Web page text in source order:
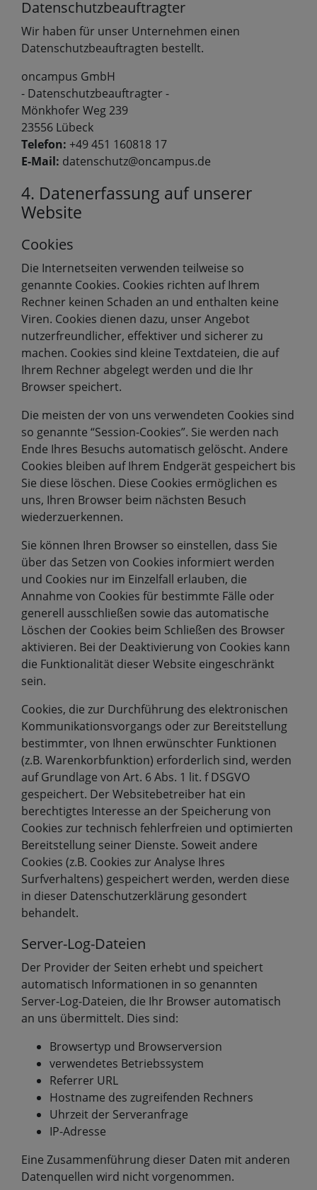
Datenschutzbeauftragter
Wir haben für unser Unternehmen einen
Datenschutzbeauftragten bestellt.
oncampus GmbH
- Datenschutzbeauftragter -
Mönkhofer Weg 239
23556 Lübeck
Telefon: +49 451 160818 17
E-Mail: datenschutz@oncampus.de
4. Datenerfassung auf unserer
Website
Cookies
Die Internetseiten verwenden teilweise so
genannte Cookies. Cookies richten auf Ihrem
Rechner keinen Schaden an und enthalten keine
Viren. Cookies dienen dazu, unser Angebot
nutzerfreundlicher, effektiver und sicherer zu
machen. Cookies sind kleine Textdateien, die auf
Ihrem Rechner abgelegt werden und die Ihr
Browser speichert.
Die meisten der von uns verwendeten Cookies sind
so genannte “Session-Cookies”. Sie werden nach
Ende Ihres Besuchs automatisch gelöscht. Andere
Cookies bleiben auf Ihrem Endgerät gespeichert bis
Sie diese löschen. Diese Cookies ermöglichen es
uns, Ihren Browser beim nächsten Besuch
wiederzuerkennen.
Sie können Ihren Browser so einstellen, dass Sie
über das Setzen von Cookies informiert werden
und Cookies nur im Einzelfall erlauben, die
Annahme von Cookies für bestimmte Fälle oder
generell ausschließen sowie das automatische
Löschen der Cookies beim Schließen des Browser
aktivieren. Bei der Deaktivierung von Cookies kann
die Funktionalität dieser Website eingeschränkt
sein.
Cookies, die zur Durchführung des elektronischen
Kommunikationsvorgangs oder zur Bereitstellung
bestimmter, von Ihnen erwünschter Funktionen
(z.B. Warenkorbfunktion) erforderlich sind, werden
auf Grundlage von Art. 6 Abs. 1 lit. f DSGVO
gespeichert. Der Websitebetreiber hat ein
berechtigtes Interesse an der Speicherung von
Cookies zur technisch fehlerfreien und optimierten
Bereitstellung seiner Dienste. Soweit andere
Cookies (z.B. Cookies zur Analyse Ihres
Surfverhaltens) gespeichert werden, werden diese
in dieser Datenschutzerklärung gesondert
behandelt.
Server-Log-Dateien
Der Provider der Seiten erhebt und speichert
automatisch Informationen in so genannten
Server-Log-Dateien, die Ihr Browser automatisch
an uns übermittelt. Dies sind:
Browsertyp und Browserversion
verwendetes Betriebssystem
Referrer URL
Hostname des zugreifenden Rechners
Uhrzeit der Serveranfrage
IP-Adresse
Eine Zusammenführung dieser Daten mit anderen
Datenquellen wird nicht vorgenommen.